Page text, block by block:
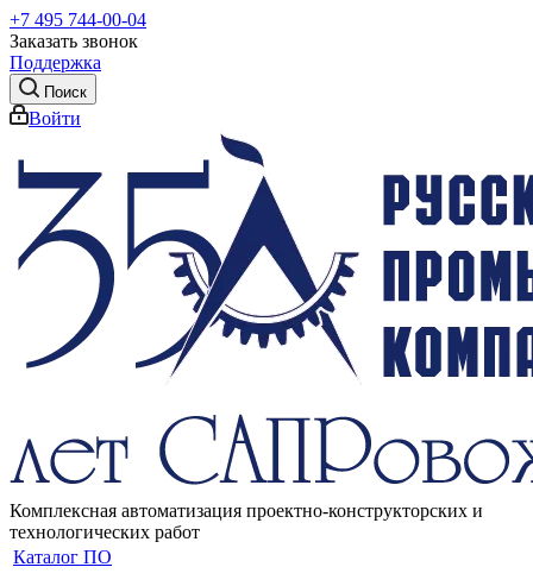
+7 495 744-00-04
Заказать звонок
Поддержка
Поиск
Войти
Комплексная автоматизация проектно-конструкторских и
технологических работ
Каталог ПО